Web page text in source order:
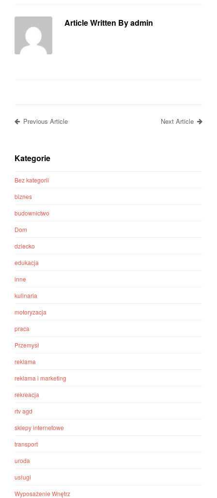
Article Written By admin
Previous Article Next Article
Kategorie
Bez kategorii
biznes
budownictwo
Dom
dziecko
edukacja
inne
kulinaria
motoryzacja
praca
Przemysł
reklama
reklama i marketing
rekreacja
rtv agd
sklepy internetowe
transport
uroda
usługi
Wyposażenie Wnętrz